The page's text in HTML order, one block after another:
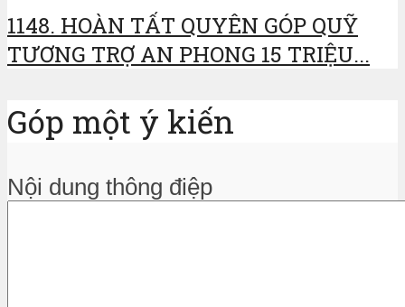
1148. HOÀN TẤT QUYÊN GÓP QUỸ
TƯƠNG TRỢ AN PHONG 15 TRIỆU...
Góp một ý kiến
Nội dung thông điệp